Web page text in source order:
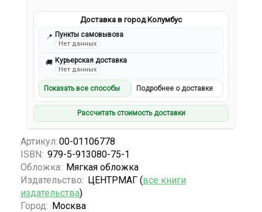
Доставка в город Колумбус
📍 Пункты самовывоза
Нет данных
🚚 Курьерская доставка
Нет данных
Показать все способы Подробнее о доставке
Рассчитать стоимость доставки
Артикул: 00-01106778
ISBN: 979-5-913080-75-1
Обложка: Мягкая обложка
Издательство: ЦЕНТРМАГ (все книги
издательства)
Город: Москва